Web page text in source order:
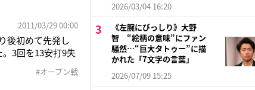
2011/03/29 00:00
後初めて先発し
3回を13安打9失
いた無失点記録が
#オープン戦
2026/03/04 16:20
《左腕にびっしり》大野
智 “絵柄の意味”にファン
騒然…“巨大タトゥー”に描
かれた「7文字の言葉」
2026/07/09 15:25